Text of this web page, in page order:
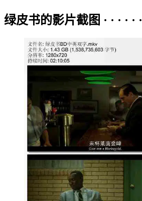
绿皮书的影片截图 · · · · · ·